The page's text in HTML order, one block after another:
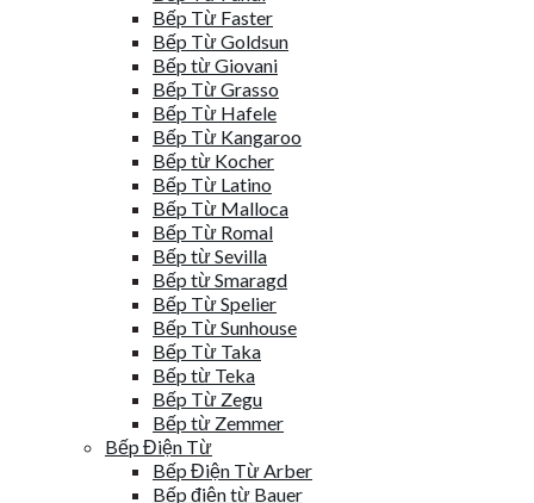
Bếp Từ Faster
Bếp Từ Goldsun
Bếp từ Giovani
Bếp Từ Grasso
Bếp Từ Hafele
Bếp Từ Kangaroo
Bếp từ Kocher
Bếp Từ Latino
Bếp Từ Malloca
Bếp Từ Romal
Bếp từ Sevilla
Bếp từ Smaragd
Bếp Từ Spelier
Bếp Từ Sunhouse
Bếp Từ Taka
Bếp từ Teka
Bếp Từ Zegu
Bếp từ Zemmer
Bếp Điện Từ
Bếp Điện Từ Arber
Bếp điện từ Bauer